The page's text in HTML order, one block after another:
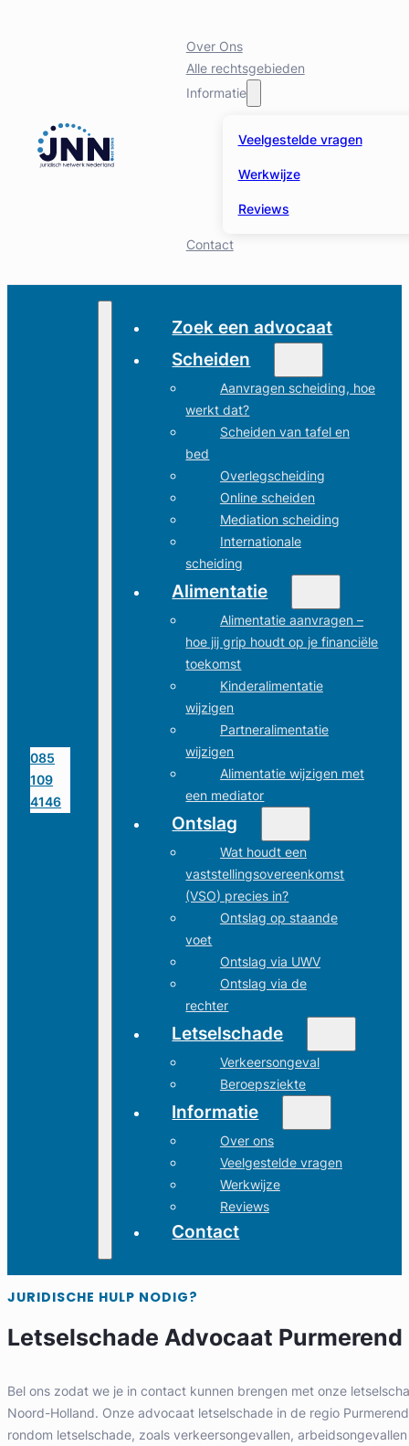
Over Ons
Alle rechtsgebieden
Informatie
Veelgestelde vragen
Werkwijze
Reviews
Contact
085
109
4146
Zoek een advocaat
Scheiden
Aanvragen scheiding, hoe
werkt dat?
Scheiden van tafel en
bed
Overlegscheiding
Online scheiden
Mediation scheiding
Internationale
scheiding
Alimentatie
Alimentatie aanvragen –
hoe jij grip houdt op je financiële
toekomst
Kinderalimentatie
wijzigen
Partneralimentatie
wijzigen
Alimentatie wijzigen met
een mediator
Ontslag
Wat houdt een
vaststellingsovereenkomst
(VSO) precies in?
Ontslag op staande
voet
Ontslag via UWV
Ontslag via de
rechter
Letselschade
Verkeersongeval
Beroepsziekte
Informatie
Over ons
Veelgestelde vragen
Werkwijze
Reviews
Contact
JURIDISCHE HULP NODIG?
Letselschade Advocaat Purmerend
Bel ons zodat we je in contact kunnen brengen met onze
Noord-Holland. Onze advocaat letselschade in de regio
rondom letselschade, zoals verkeersongevallen,